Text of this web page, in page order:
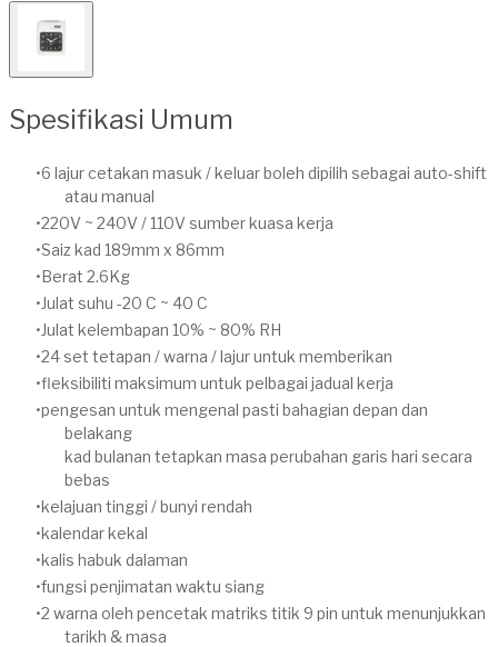
Spesifikasi Umum
6 lajur cetakan masuk / keluar boleh dipilih sebagai auto-shift
atau manual
220V ~ 240V / 110V sumber kuasa kerja
Saiz kad 189mm x 86mm
Berat 2.6Kg
Julat suhu -20 C ~ 40 C
Julat kelembapan 10% ~ 80% RH
24 set tetapan / warna / lajur untuk memberikan
fleksibiliti maksimum untuk pelbagai jadual kerja
pengesan untuk mengenal pasti bahagian depan dan
belakang
kad bulanan tetapkan masa perubahan garis hari secara
bebas
kelajuan tinggi / bunyi rendah
kalendar kekal
kalis habuk dalaman
fungsi penjimatan waktu siang
2 warna oleh pencetak matriks titik 9 pin untuk menunjukkan
tarikh & masa